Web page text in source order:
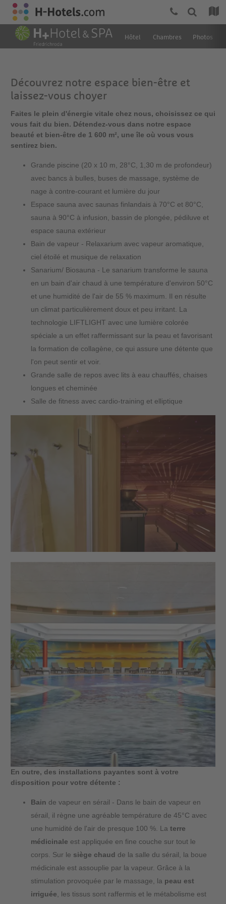
Hôtel Chambres Photos
Découvrez notre espace bien-être et
laissez-vous choyer
Faites le plein d'énergie vitale chez nous, choisissez ce qui
vous fait du bien. Détendez-vous dans notre espace
beauté et bien-être de 1 600 m², une île où vous vous
sentirez bien.
Grande piscine (20 x 10 m, 28°C, 1,30 m de profondeur)
avec bancs à bulles, buses de massage, système de
nage à contre-courant et lumière du jour
Espace sauna avec saunas finlandais à 70°C et 80°C,
sauna à 90°C à infusion, bassin de plongée, pédiluve et
espace sauna extérieur
Bain de vapeur - Relaxarium avec vapeur aromatique,
ciel étoilé et musique de relaxation
Sanarium/ Biosauna - Le sanarium transforme le sauna
en un bain d'air chaud à une température d'environ 50°C
et une humidité de l'air de 55 % maximum. Il en résulte
un climat particulièrement doux et peu irritant. La
technologie LIFTLIGHT avec une lumière colorée
spéciale a un effet raffermissant sur la peau et favorisant
la formation de collagène, ce qui assure une détente que
l'on peut sentir et voir.
Grande salle de repos avec lits à eau chauffés, chaises
longues et cheminée
Salle de fitness avec cardio-training et elliptique
En outre, des installations payantes sont à votre
disposition pour votre détente :
Bain de vapeur en sérail - Dans le bain de vapeur en
sérail, il règne une agréable température de 45°C avec
une humidité de l'air de presque 100 %. La terre
médicinale est appliquée en fine couche sur tout le
corps. Sur le siège chaud de la salle du sérail, la boue
médicinale est assouplie par la vapeur. Grâce à la
stimulation provoquée par le massage, la peau est
irriguée , les tissus sont raffermis et le métabolisme est